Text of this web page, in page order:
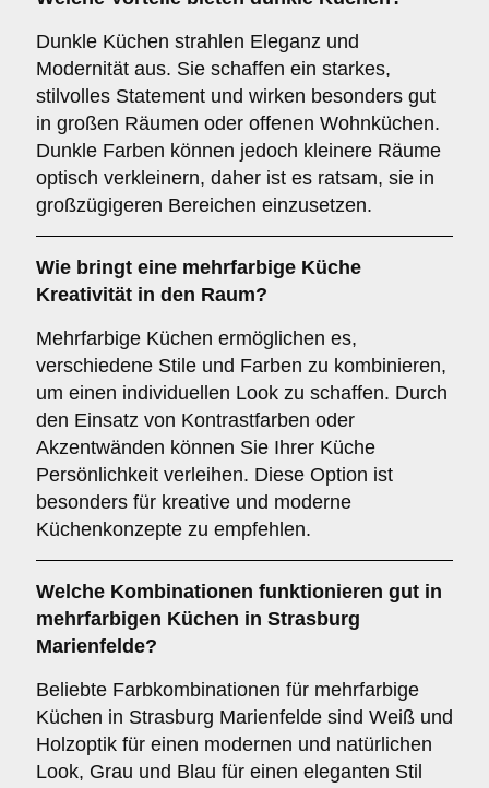
Dunkle Küchen strahlen Eleganz und
Modernität aus. Sie schaffen ein starkes,
stilvolles Statement und wirken besonders gut
in großen Räumen oder offenen Wohnküchen.
Dunkle Farben können jedoch kleinere Räume
optisch verkleinern, daher ist es ratsam, sie in
großzügigeren Bereichen einzusetzen.
Wie bringt eine mehrfarbige Küche
Kreativität in den Raum?
Mehrfarbige Küchen ermöglichen es,
verschiedene Stile und Farben zu kombinieren,
um einen individuellen Look zu schaffen. Durch
den Einsatz von Kontrastfarben oder
Akzentwänden können Sie Ihrer Küche
Persönlichkeit verleihen. Diese Option ist
besonders für kreative und moderne
Küchenkonzepte zu empfehlen.
Welche Kombinationen funktionieren gut in
mehrfarbigen Küchen in Strasburg
Marienfelde?
Beliebte Farbkombinationen für mehrfarbige
Küchen in Strasburg Marienfelde sind Weiß und
Holzoptik für einen modernen und natürlichen
Look, Grau und Blau für einen eleganten Stil